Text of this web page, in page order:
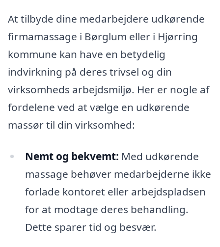
At tilbyde dine medarbejdere udkørende
firmamassage i Børglum eller i Hjørring
kommune kan have en betydelig
indvirkning på deres trivsel og din
virksomheds arbejdsmiljø. Her er nogle af
fordelene ved at vælge en udkørende
massør til din virksomhed:
Nemt og bekvemt: Med udkørende
massage behøver medarbejderne ikke
forlade kontoret eller arbejdspladsen
for at modtage deres behandling.
Dette sparer tid og besvær.